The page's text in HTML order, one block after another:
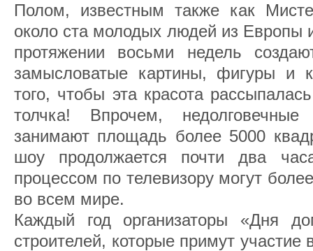
Полом, известным также как
около ста молодых людей из Европы
протяжении восьми недель
замысловатые картины, фигуры и
того, чтобы эта красота
толчка! Впрочем,
занимают площадь более 5000
шоу продолжается почти два
процессом по телевизору могут
во всем мире.
Каждый год организаторы «Дня
строителей, которые примут